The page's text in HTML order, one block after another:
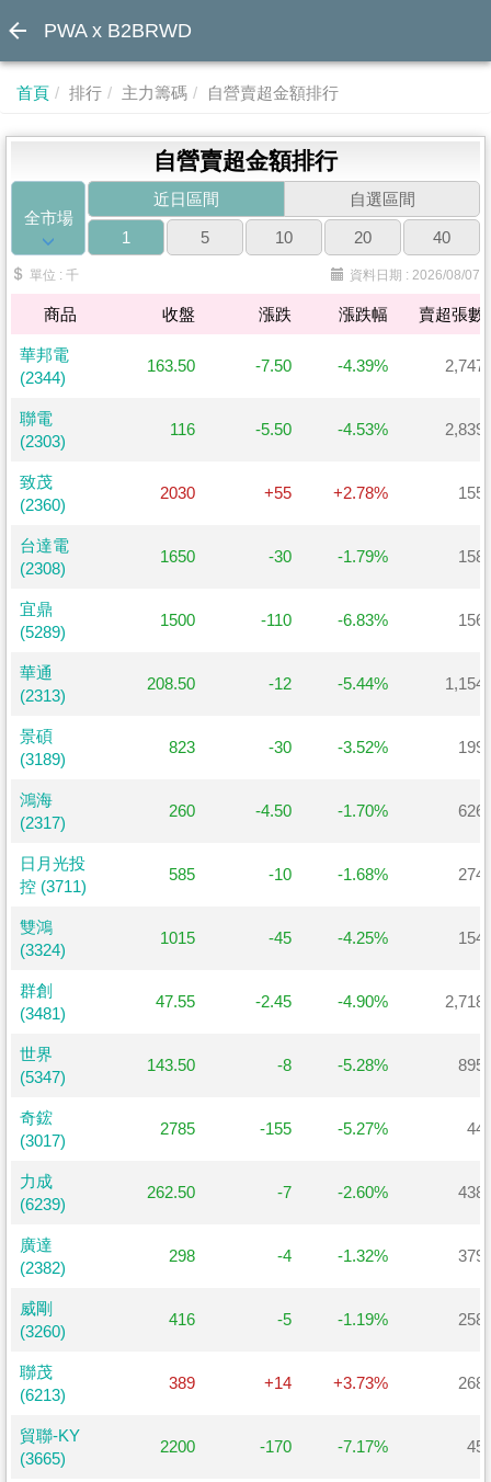
PWA x B2BRWD
首頁 排行 主力籌碼 自營賣超金額排行
自營賣超金額排行
全市場
近日區間 自選區間
1 5 10 20 40
單位 : 千 資料日期 : 2026/08/07
商品 收盤 漲跌 漲跌幅
賣超張數
商品
華邦電
(2344)
163.50 -7.50 -4.39% 2,747
聯電
(2303)
116 -5.50 -4.53% 2,839
致茂
(2360)
2030 +55 +2.78% 155
台達電
(2308)
1650 -30 -1.79% 158
宜鼎
(5289)
1500 -110 -6.83% 156
華通
(2313)
208.50 -12 -5.44% 1,154
景碩
(3189)
823 -30 -3.52% 199
鴻海
(2317)
260 -4.50 -1.70% 626
日月光投
控 (3711)
585 -10 -1.68% 274
雙鴻
(3324)
1015 -45 -4.25% 154
群創
(3481)
47.55 -2.45 -4.90% 2,718
世界
(5347)
143.50 -8 -5.28% 895
奇鋐
(3017)
2785 -155 -5.27% 44
力成
(6239)
262.50 -7 -2.60% 438
廣達
(2382)
298 -4 -1.32% 379
威剛
(3260)
416 -5 -1.19% 258
聯茂
(6213)
389 +14 +3.73% 268
貿聯-KY
(3665)
2200 -170 -7.17% 45
商品
華邦電
(2344)
聯電
(2303)
致茂
(2360)
台達電
(2308)
宜鼎
(5289)
華通
(2313)
景碩
(3189)
鴻海
(2317)
日月光投
控 (3711)
雙鴻
(3324)
群創
(3481)
世界
(5347)
奇鋐
(3017)
力成
(6239)
廣達
(2382)
威剛
(3260)
聯茂
(6213)
貿聯-KY
(3665)